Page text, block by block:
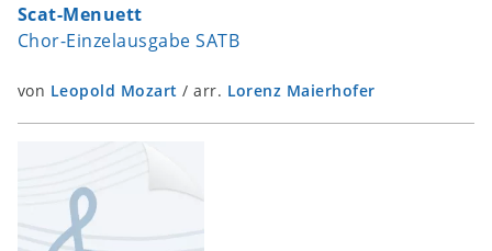
Scat-Menuett
Chor-Einzelausgabe SATB
von Leopold Mozart /arr. Lorenz Maierhofer